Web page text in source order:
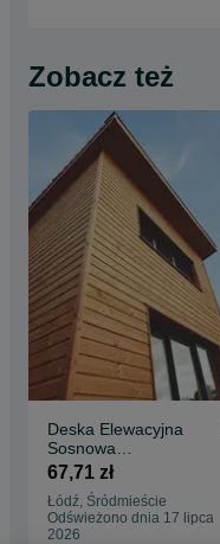
Zobacz też
Deska Elewacyjna
Sosnowa
Impregnowana NTR
ciśnieniowo brąz
22x145x4000
67,71 zł
Łódź, Śródmieście
Odświeżono dnia 17 lipca
2026